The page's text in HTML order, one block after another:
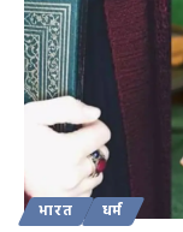
भारत धर्म